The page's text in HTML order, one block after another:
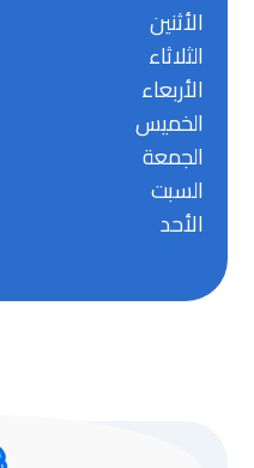
الأثنين
الثلاثاء
الأربعاء
الخميس
الجمعة
السبت
الأحد